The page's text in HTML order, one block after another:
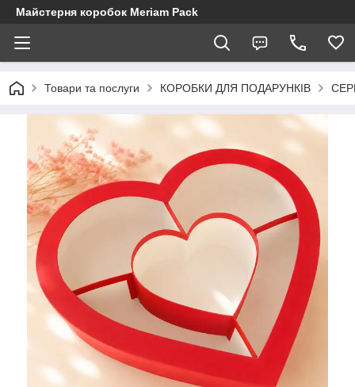
Майстерня коробок Meriam Pack
Товари та послуги КОРОБКИ ДЛЯ ПОДАРУНКІВ